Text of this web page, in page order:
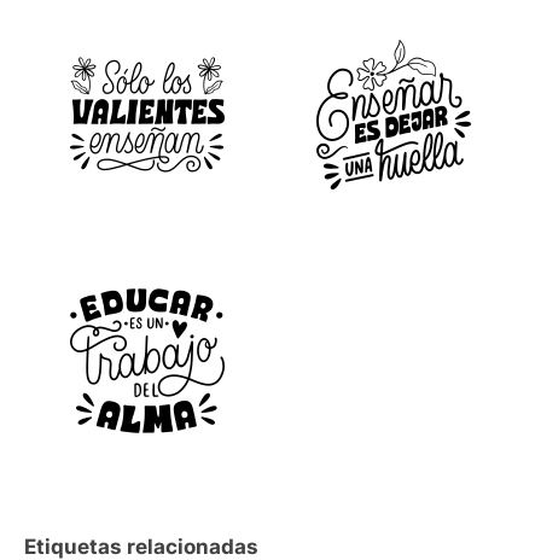
Etiquetas relacionadas